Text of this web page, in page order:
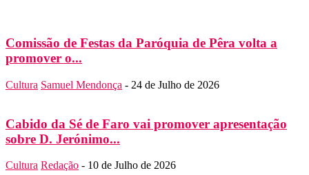
Comissão de Festas da Paróquia de Pêra volta a
promover o...
Cultura Samuel Mendonça - 24 de Julho de 2026
Cabido da Sé de Faro vai promover apresentação
sobre D. Jerónimo...
Cultura Redação - 10 de Julho de 2026